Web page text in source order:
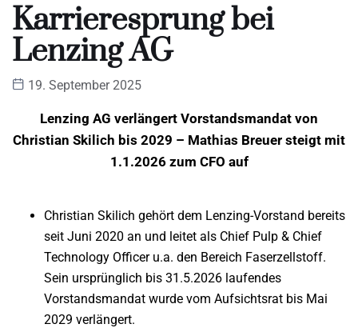
Karrieresprung bei
Lenzing AG
19. September 2025
Lenzing AG verlängert Vorstandsmandat von
Christian Skilich bis 2029 – Mathias Breuer steigt mit
1.1.2026 zum CFO auf
Christian Skilich gehört dem Lenzing-Vorstand bereits
seit Juni 2020 an und leitet als Chief Pulp & Chief
Technology Officer u.a. den Bereich Faserzellstoff.
Sein ursprünglich bis 31.5.2026 laufendes
Vorstandsmandat wurde vom Aufsichtsrat bis Mai
2029 verlängert.